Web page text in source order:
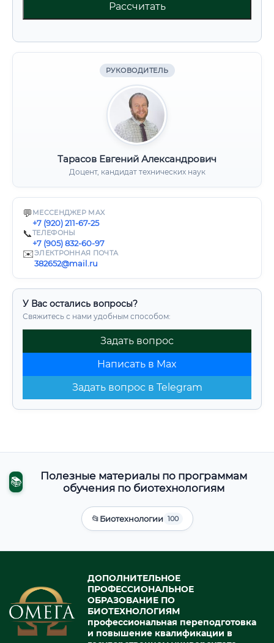
Рассчитать
РУКОВОДИТЕЛЬ
Тарасов Евгений Александрович
Доцент, кандидат технических наук
💬 МЕССЕНДЖЕР MAX
+7 (920) 211-67-25
📞ТЕЛЕФОНЫ
+7 (905) 832-60-97
✉️ЭЛЕКТРОННАЯ ПОЧТА
382652@mail.ru
У Вас остались вопросы?
Свяжитесь с нами удобным способом:
Задать вопрос
Написать в Max
Задать вопрос в Telegram
📚
Полезные материалы по программам
обучения по биотехнологиям
📂Биотехнологии 100
ДОПОЛНИТЕЛЬНОЕ
ПРОФЕССИОНАЛЬНОЕ
ОБРАЗОВАНИЕ ПО
БИОТЕХНОЛОГИЯМ
профессиональная переподготовка
и повышение квалификации в